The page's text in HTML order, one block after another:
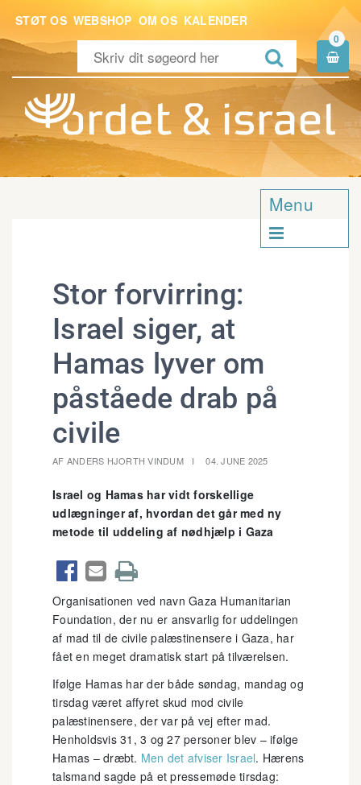
STØT OS WEBSHOP OM OS KALENDER

0

Menu

Stor forvirring:
Israel siger, at
Hamas lyver om
påståede drab på
civile
AF ANDERS HJORTH VINDUM 04. JUNE 2025
Israel og Hamas har vidt forskellige
udlægninger af, hvordan det går med ny
metode til uddeling af nødhjælp i Gaza
  
Organisationen ved navn Gaza Humanitarian
Foundation, der nu er ansvarlig for uddelingen
af mad til de civile palæstinensere i Gaza, har
fået en meget dramatisk start på tilværelsen.
Ifølge Hamas har der både søndag, mandag og
tirsdag været affyret skud mod civile
palæstinensere, der var på vej efter mad.
Henholdsvis 31, 3 og 27 personer blev – ifølge
Hamas – dræbt. Men det afviser Israel. Hærens
talsmand sagde på et pressemøde tirsdag: